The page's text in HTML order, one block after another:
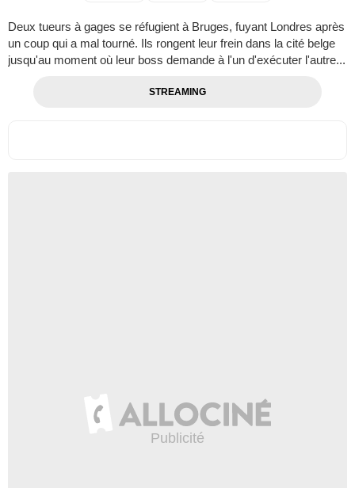
Deux tueurs à gages se réfugient à Bruges, fuyant Londres après
un coup qui a mal tourné. Ils rongent leur frein dans la cité belge
jusqu'au moment où leur boss demande à l'un d'exécuter l'autre...
STREAMING